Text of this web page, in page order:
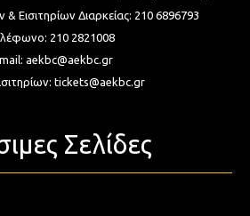
& Εισιτηρίων Διαρκείας: 210 6896793
210 2821008
aekbc@aekbc.gr
tickets@aekbc.gr
Σελίδες